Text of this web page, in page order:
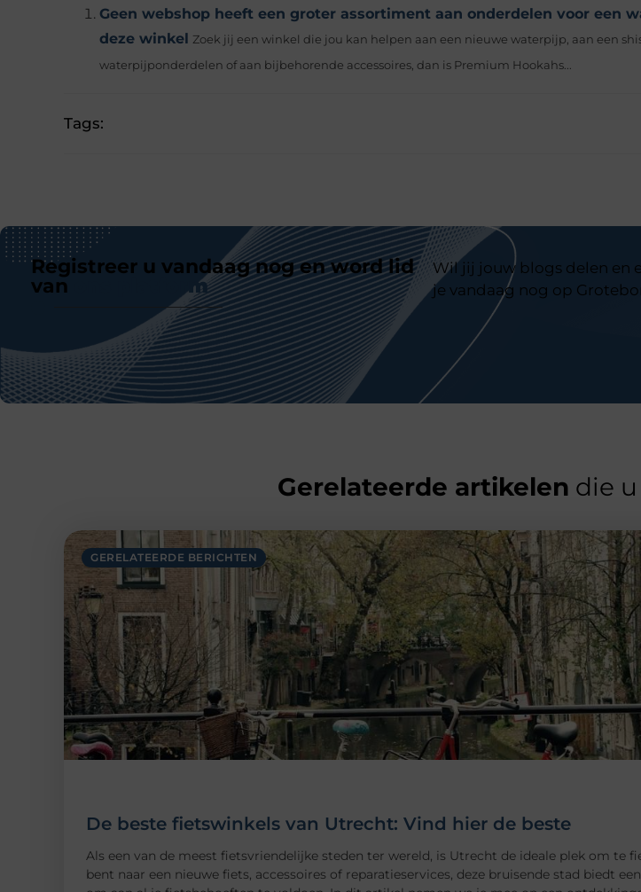
Geen webshop heeft een groter assortiment aan onderdelen voor een
deze winkel Zoek jij een winkel die jou kan helpen aan een nieuwe waterpijp, aan een
waterpijponderdelen of aan bijbehorende accessoires, dan is Premium Hookahs...
Tags:
Registreer u vandaag nog en word lid
van
ons platform
Wil jij jouw blogs delen en
je vandaag nog op
Gerelateerde artikelen die
GERELATEERDE BERICHTEN
De beste fietswinkels van Utrecht: Vind hier de beste
Als een van de meest fietsvriendelijke steden ter wereld, is Utrecht de ideale plek om te
bent naar een nieuwe fiets, accessoires of reparatieservices, deze bruisende stad biedt